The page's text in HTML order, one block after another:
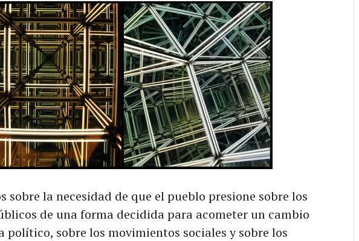
sobre la necesidad de que el pueblo presione sobre los
de una forma decidida para acometer un cambio
político, sobre los movimientos sociales y sobre los